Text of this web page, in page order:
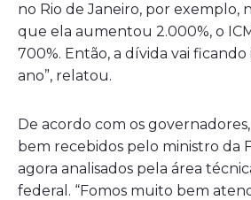
no Rio de Janeiro, por exemplo,
que ela aumentou 2.000%, o
700%. Então, a dívida vai
ano”, relatou.
De acordo com os
bem recebidos pelo ministro da
agora analisados pela área
federal. “Fomos muito bem